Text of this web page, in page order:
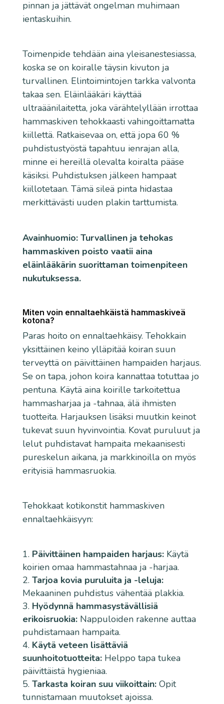
pinnan ja jättävät ongelman muhimaan
ientaskuihin.
Toimenpide tehdään aina yleisanestesiassa,
koska se on koiralle täysin kivuton ja
turvallinen. Elintoimintojen tarkka valvonta
takaa sen. Eläinlääkäri käyttää
ultraäänilaitetta, joka värähtelyllään irrottaa
hammaskiven tehokkaasti vahingoittamatta
kiillettä. Ratkaisevaa on, että jopa 60 %
puhdistustyöstä tapahtuu ienrajan alla,
minne ei hereillä olevalta koiralta pääse
käsiksi. Puhdistuksen jälkeen hampaat
kiillotetaan. Tämä sileä pinta hidastaa
merkittävästi uuden plakin tarttumista.
Avainhuomio: Turvallinen ja tehokas
hammaskiven poisto vaatii aina
eläinlääkärin suorittaman toimenpiteen
nukutuksessa.
Miten voin ennaltaehkäistä hammaskiveä
kotona?
Paras hoito on ennaltaehkäisy. Tehokkain
yksittäinen keino ylläpitää koiran suun
terveyttä on päivittäinen hampaiden harjaus.
Se on tapa, johon koira kannattaa totuttaa jo
pentuna. Käytä aina koirille tarkoitettua
hammasharjaa ja -tahnaa, älä ihmisten
tuotteita. Harjauksen lisäksi muutkin keinot
tukevat suun hyvinvointia. Kovat puruluut ja
lelut puhdistavat hampaita mekaanisesti
pureskelun aikana, ja markkinoilla on myös
erityisiä hammasruokia.
Tehokkaat kotikonstit hammaskiven
ennaltaehkäisyyn:
Päivittäinen hampaiden harjaus:Käytä
koirien omaa hammastahnaa ja -harjaa.
Tarjoa kovia puruluita ja -leluja:
Mekaaninen puhdistus vähentää plakkia.
Hyödynnä hammasystävällisiä
erikoisruokia:Nappuloiden rakenne auttaa
puhdistamaan hampaita.
Käytä veteen lisättäviä
suunhoitotuotteita:Helppo tapa tukea
päivittäistä hygieniaa.
Tarkasta koiran suu viikoittain:Opit
tunnistamaan muutokset ajoissa.